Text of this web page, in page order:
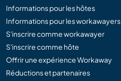
Informations pour les hôtes
Informations pour les workawayers
S'inscrire comme workawayer
S'inscrire comme hôte
Offrir une expérience Workaway
Réductions et partenaires